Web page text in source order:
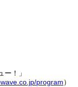
！」
program）